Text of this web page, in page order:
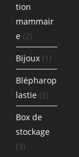
tion
mammair
e (2)
Bijoux (1)
Blépharop
lastie (5)
Box de
stockage
(3)